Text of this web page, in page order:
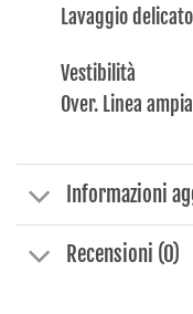
Lavaggio
Vestibilità
Over. Linea
Informazioni
Recensioni (0)